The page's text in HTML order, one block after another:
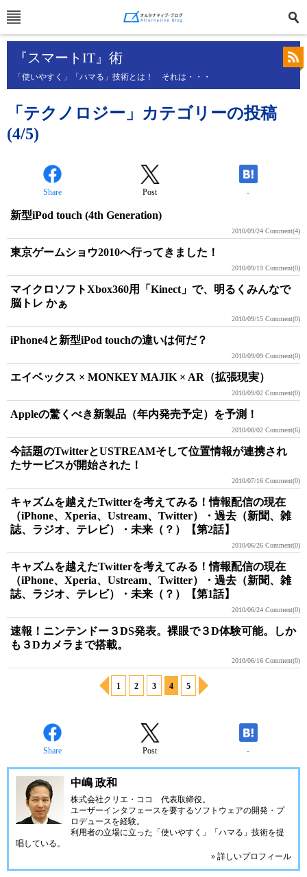
『スマートIT』術
「使いやすく」「ハマる」技術とは！ それは・・・
「テクノロジー」カテゴリーの投稿
(4/5)
Share Post -
新型iPod touch (4th Generation)
2010/09/24 Comment(4)
東京ゲームショウ2010へ行ってきました！
2010/09/19 Comment(0)
マイクロソフトXbox360用「Kinect」で、明るくみんなで
脳トレ かぁ
2010/09/15 Comment(0)
iPhone4と新型iPod touchの違いは何だ？
2010/09/09 Comment(0)
エイベックス × MONKEY MAJIK × AR（拡張現実）
2010/09/02 Comment(0)
Appleの驚くべき新製品（年内発売予定）を予測！
2010/08/02 Comment(6)
今話題のTwitterとUSTREAMそして位置情報が連携され
たサービスが開始された！
2010/07/16 Comment(0)
キャズムを越えたTwitterを考えてみる！情報配信の現在
（iPhone、Xperia、Ustream、Twitter）・過去（新聞、雑
誌、ラジオ、テレビ）・未来（？）【第2話】
2010/06/26 Comment(0)
キャズムを越えたTwitterを考えてみる！情報配信の現在
（iPhone、Xperia、Ustream、Twitter）・過去（新聞、雑
誌、ラジオ、テレビ）・未来（？）【第1話】
2010/06/24 Comment(0)
速報！ニンテンドー３DS発表。裸眼で３D体験可能。しか
も３Dカメラまで搭載。
2010/06/16 Comment(0)
1 2 3 4 5
Share Post -
中嶋 政和
株式会社クリエ・ココ
代表取締役。
ユーザーインタフェースを要するソフトウェアの開発・プ
ロデュースを経験。
利用者の立場に立った「使いやすく」「ハマる」技術を提
唱している。
» 詳しいプロフィール